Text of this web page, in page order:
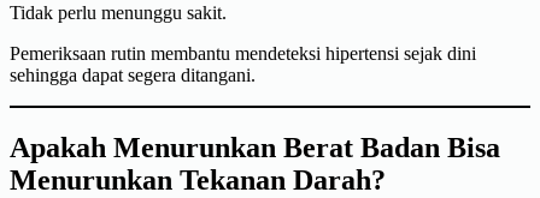
Tidak perlu menunggu sakit.
Pemeriksaan rutin membantu mendeteksi hipertensi sejak dini
sehingga dapat segera ditangani.
Apakah Menurunkan Berat Badan Bisa
Menurunkan Tekanan Darah?